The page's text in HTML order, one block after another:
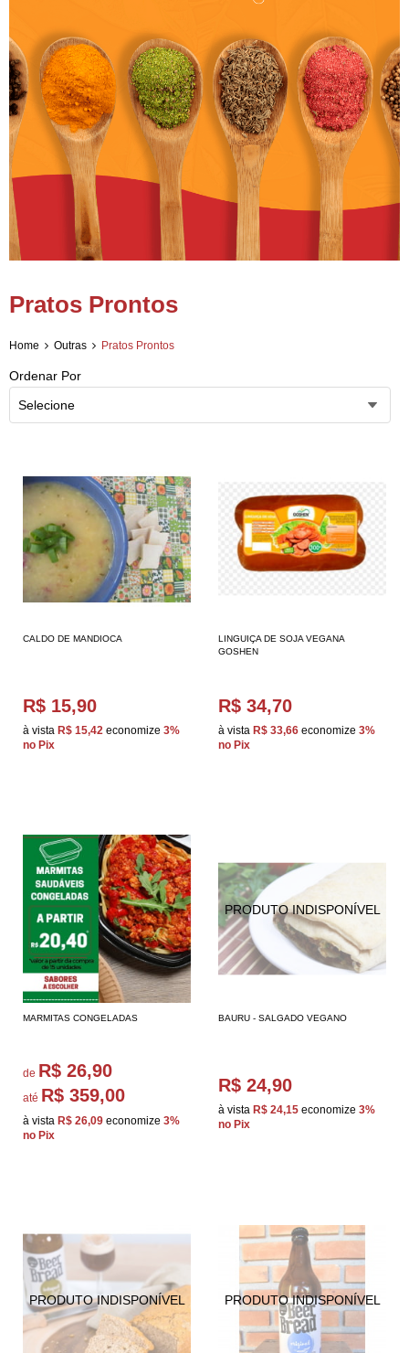
Pratos Prontos
Home Outras Pratos Prontos
Ordenar Por
Selecione
CALDO DE MANDIOCA
R$ 15,90
à vista R$ 15,42 economize 3%
no Pix
LINGUIÇA DE SOJA VEGANA
GOSHEN
R$ 34,70
à vista R$ 33,66 economize 3%
no Pix
MARMITAS CONGELADAS
de R$ 26,90
até R$ 359,00
à vista R$ 26,09 economize 3%
no Pix
BAURU - SALGADO VEGANO
R$ 24,90
à vista R$ 24,15 economize 3%
no Pix